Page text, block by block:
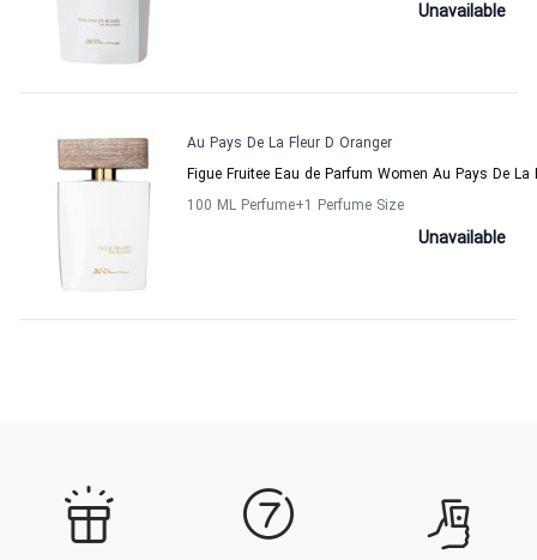
Unavailable
Au Pays De La Fleur D Oranger
Figue Fruitee Eau de Parfum Women Au Pays De La
100 ML Perfume+1 Perfume Size
Unavailable